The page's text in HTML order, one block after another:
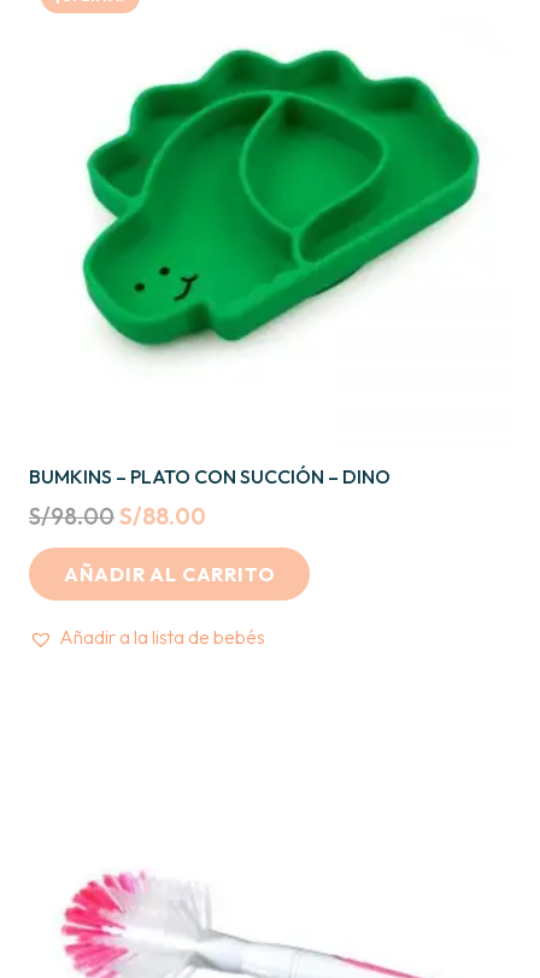
BUMKINS – PLATO CON SUCCIÓN – DINO
S/98.00Original
price
was:
S/98.00.
S/88.00
price
is:
S/88.00.
AÑADIR AL CARRITO
Añadir a la lista de bebés